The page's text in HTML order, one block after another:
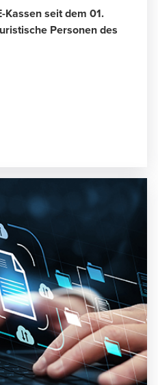
seit dem 01.
Personen des